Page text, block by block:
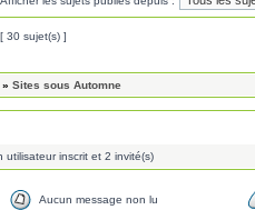
[ 30 sujet(s) ]
» Sites sous Automne
utilisateur inscrit et 2 invité(s)
Aucun message non lu